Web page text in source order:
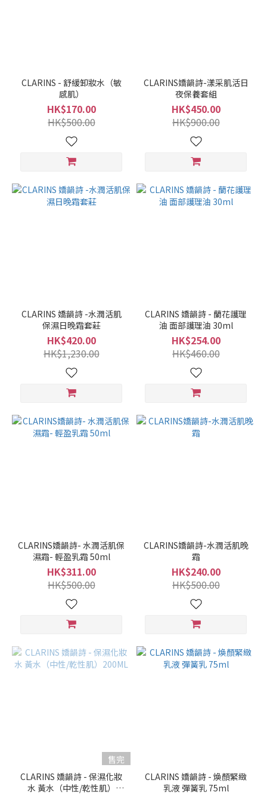
CLARINS - 舒緩卸妝水（敏
感肌）
HK$170.00
HK$500.00
CLARINS嬌韻詩-漾采肌活日
夜保養套組
HK$450.00
HK$900.00
CLARINS 嬌韻詩 -水潤活肌
保濕日晚霜套莊
HK$420.00
HK$1,230.00
CLARINS 嬌韻詩 - 蘭花護理
油 面部護理油 30ml
HK$254.00
HK$460.00
CLARINS嬌韻詩- 水潤活肌保
濕霜- 輕盈乳霜 50ml
HK$311.00
HK$500.00
CLARINS嬌韻詩-水潤活肌晚
霜
HK$240.00
HK$500.00
售完
CLARINS 嬌韻詩 - 保濕化妝
水 黃水（中性/乾性肌）
CLARINS 嬌韻詩 - 煥顏緊緻
乳液 彈簧乳 75ml